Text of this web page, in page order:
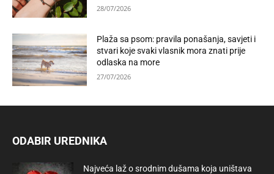
28/07/2026
Plaža sa psom: pravila ponašanja, savjeti i
stvari koje svaki vlasnik mora znati prije
odlaska na more
27/07/2026
ODABIR UREDNIKA
Najveća laž o srodnim dušama koja uništava